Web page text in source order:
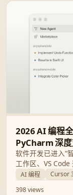
2026 AI 编程
PyCharm 深
软件开发已进入“
工作区、VS
PyCharm 2026
生产力工具。
AI 编程 Cursor
398 views